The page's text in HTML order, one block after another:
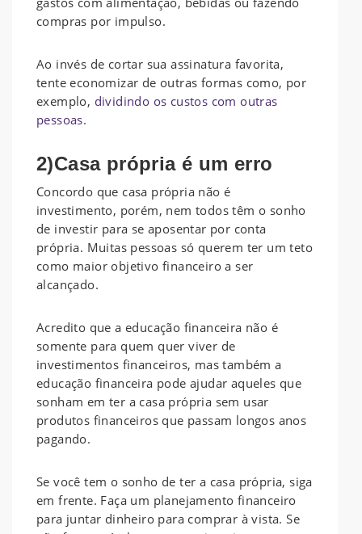
compras por impulso.
Ao invés de cortar sua assinatura favorita,
tente economizar de outras formas como, por
exemplo, dividindo os custos com outras
pessoas.
2)Casa própria é um erro
Concordo que casa própria não é
investimento, porém, nem todos têm o sonho
de investir para se aposentar por conta
própria. Muitas pessoas só querem ter um teto
como maior objetivo financeiro a ser
alcançado.
Acredito que a educação financeira não é
somente para quem quer viver de
investimentos financeiros, mas também a
educação financeira pode ajudar aqueles que
sonham em ter a casa própria sem usar
produtos financeiros que passam longos anos
pagando.
Se você tem o sonho de ter a casa própria, siga
em frente. Faça um planejamento financeiro
para juntar dinheiro para comprar à vista. Se